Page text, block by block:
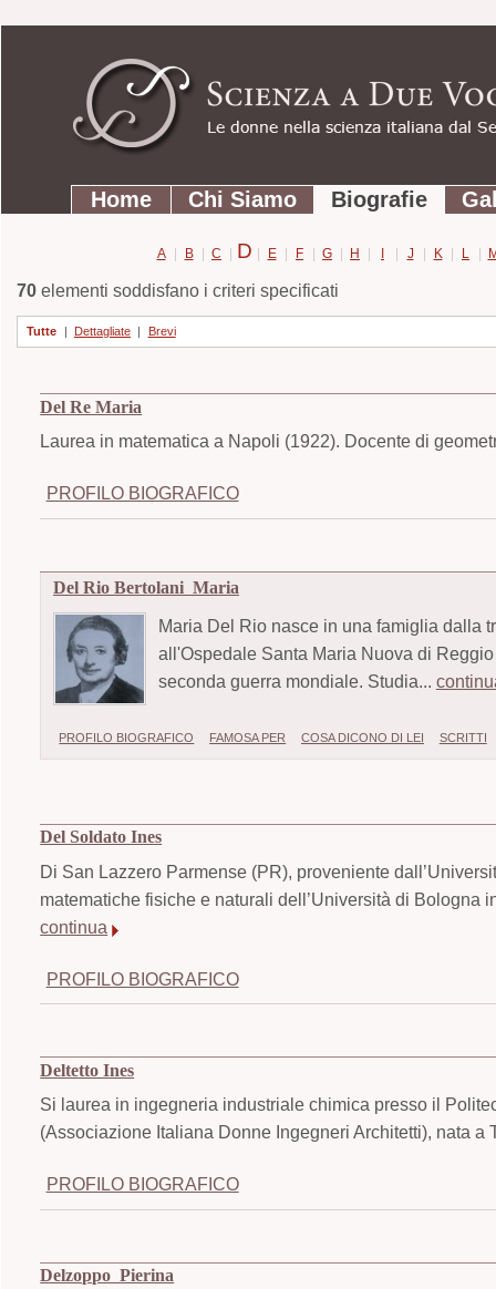
contenuti.
Strumenti
personali
SezioniHome Chi Siamo Biografie
A | B | C | D | E | F | G | H | I | J | K | L |
70elementi soddisfano i criteri specificati
Tutte | Dettagliate | Brevi
Del Re Maria
Laurea in matematica a Napoli (1922). Docente di
PROFILO BIOGRAFICO
Del Rio Bertolani Maria
Maria Del Rio nasce in una famiglia dalla
all'Ospedale Santa Maria Nuova di
seconda guerra mondiale. Studia...
PROFILO BIOGRAFICO FAMOSA PER COSA DICONO DI LEI SCRITTI
Del Soldato Ines
Di San Lazzero Parmense (PR), proveniente
matematiche fisiche e naturali dell’Università di Bologna
continua
PROFILO BIOGRAFICO
Deltetto Ines
Si laurea in ingegneria industriale chimica presso il
(Associazione Italiana Donne Ingegneri Architetti), nata
PROFILO BIOGRAFICO
Delzoppo Pierina